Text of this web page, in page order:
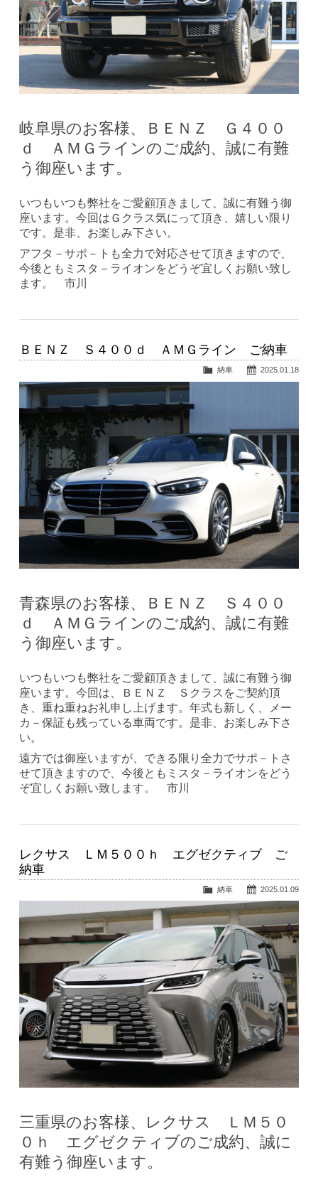
岐阜県のお客様、ＢＥＮＺ Ｇ４００
ｄ ＡＭＧラインのご成約、誠に有難
う御座います。
いつもいつも弊社をご愛顧頂きまして、誠に有難う御
座います。今回はＧクラス気にって頂き、嬉しい限り
です。是非、お楽しみ下さい。
アフタ－サポ－トも全力で対応させて頂きますので、
今後ともミスタ－ライオンをどうぞ宜しくお願い致し
ます。 市川
ＢＥＮＺ Ｓ４００ｄ ＡＭＧライン ご納車
2025.01.18
納車
青森県のお客様、ＢＥＮＺ Ｓ４００
ｄ ＡＭＧラインのご成約、誠に有難
う御座います。
いつもいつも弊社をご愛顧頂きまして、誠に有難う御
座います。今回は、ＢＥＮＺ Ｓクラスをご契約頂
き、重ね重ねお礼申し上げます。年式も新しく、メー
カ－保証も残っている車両です。是非、お楽しみ下さ
い。
遠方では御座いますが、できる限り全力でサポ－トさ
せて頂きますので、今後ともミスタ－ライオンをどう
ぞ宜しくお願い致します。 市川
レクサス ＬＭ５００ｈ エグゼクティブ ご
納車
2025.01.09
納車
三重県のお客様、レクサス ＬＭ５０
０ｈ エグゼクティブのご成約、誠に
有難う御座います。